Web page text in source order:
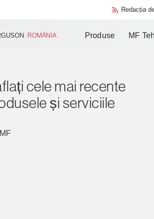
Redacția
ROMÂNIA Produse MF
Liste de piese
complementare
Changzhou
cele mai recente
și serviciile